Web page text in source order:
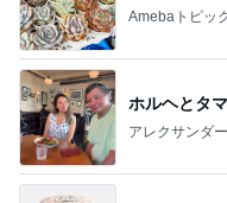
Amebaトピッ
ホルヘとタ
アレクサンダ